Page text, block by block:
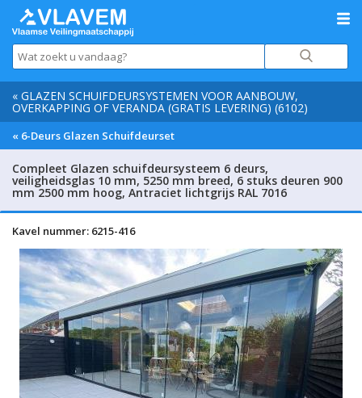
« GLAZEN SCHUIFDEURSYSTEMEN VOOR AANBOUW,
OVERKAPPING OF VERANDA (GRATIS LEVERING) (6102)
« 6-Deurs Glazen Schuifdeurset
Compleet Glazen schuifdeursysteem 6 deurs,
veiligheidsglas 10 mm, 5250 mm breed, 6 stuks deuren 900
mm 2500 mm hoog, Antraciet lichtgrijs RAL 7016
Kavel nummer: 6215-416